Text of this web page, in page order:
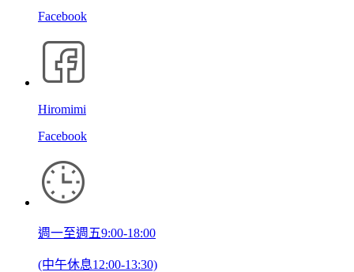
Facebook
Hiromimi
Facebook
週一至週五9:00-18:00
(中午休息12:00-13:30)